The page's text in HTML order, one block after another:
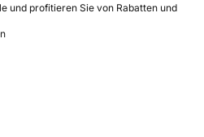
und profitieren Sie von Rabatten und